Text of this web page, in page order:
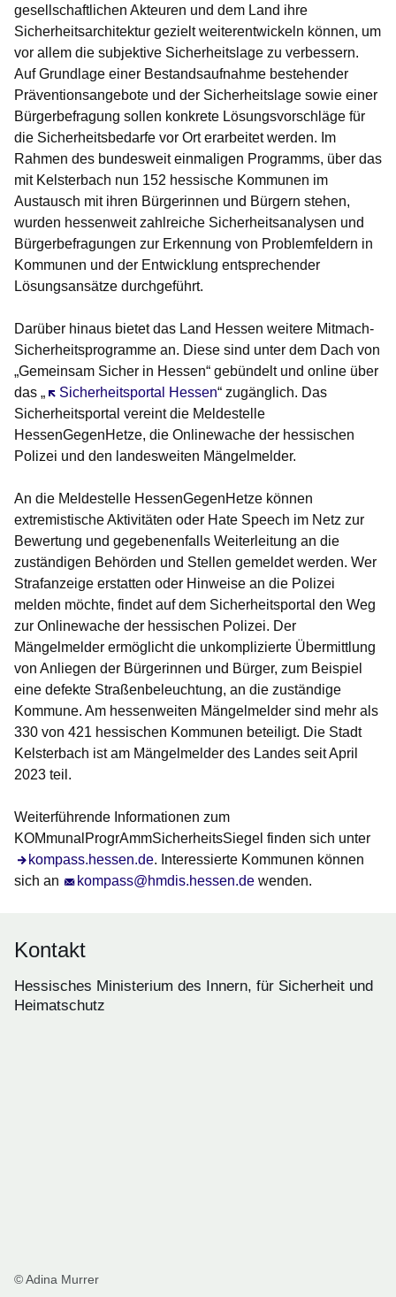
gesellschaftlichen Akteuren und dem Land ihre
Sicherheitsarchitektur gezielt weiterentwickeln können, um
vor allem die subjektive Sicherheitslage zu verbessern.
Auf Grundlage einer Bestandsaufnahme bestehender
Präventionsangebote und der Sicherheitslage sowie einer
Bürgerbefragung sollen konkrete Lösungsvorschläge für
die Sicherheitsbedarfe vor Ort erarbeitet werden. Im
Rahmen des bundesweit einmaligen Programms, über das
mit Kelsterbach nun 152 hessische Kommunen im
Austausch mit ihren Bürgerinnen und Bürgern stehen,
wurden hessenweit zahlreiche Sicherheitsanalysen und
Bürgerbefragungen zur Erkennung von Problemfeldern in
Kommunen und der Entwicklung entsprechender
Lösungsansätze durchgeführt.
Darüber hinaus bietet das Land Hessen weitere Mitmach-
Sicherheitsprogramme an. Diese sind unter dem Dach von
„Gemeinsam Sicher in Hessen“ gebündelt und online über
das „
Sicherheitsportal Hessen
Öffnet sich in einem neuen Fenster“ zugänglich. Das
Sicherheitsportal vereint die Meldestelle
HessenGegenHetze, die Onlinewache der hessischen
Polizei und den landesweiten Mängelmelder.
An die Meldestelle HessenGegenHetze können
extremistische Aktivitäten oder Hate Speech im Netz zur
Bewertung und gegebenenfalls Weiterleitung an die
zuständigen Behörden und Stellen gemeldet werden. Wer
Strafanzeige erstatten oder Hinweise an die Polizei
melden möchte, findet auf dem Sicherheitsportal den Weg
zur Onlinewache der hessischen Polizei. Der
Mängelmelder ermöglicht die unkomplizierte Übermittlung
von Anliegen der Bürgerinnen und Bürger, zum Beispiel
eine defekte Straßenbeleuchtung, an die zuständige
Kommune. Am hessenweiten Mängelmelder sind mehr als
330 von 421 hessischen Kommunen beteiligt. Die Stadt
Kelsterbach ist am Mängelmelder des Landes seit April
2023 teil.
Weiterführende Informationen zum
KOMmunalProgrAmmSicherheitsSiegel finden sich unter
kompass.hessen.de. Interessierte Kommunen können
sich an
kompass@hmdis.hessen.de wenden.
Kontakt
Hessisches Ministerium des Innern, für Sicherheit und
Heimatschutz
© Adina Murrer